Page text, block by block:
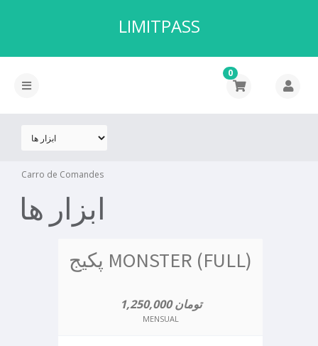
LIMITPASS
0
Carro de Comandes
ابزار ها
پکیج MONSTER (FULL)
1,250,000 تومان
MENSUAL